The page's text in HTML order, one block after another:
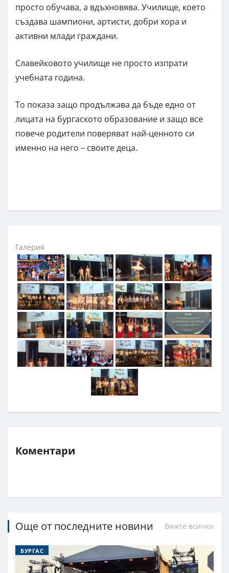
просто обучава, а вдъхновява. Училище, което
създава шампиони, артисти, добри хора и
активни млади граждани.
Славейковото училище не просто изпрати
учебната година.
То показа защо продължава да бъде едно от
лицата на бургаското образование и защо все
повече родители поверяват най-ценното си
именно на него – своите деца.
Галерия
Коментари
Още от последните новини Вижте всички
БУРГАС